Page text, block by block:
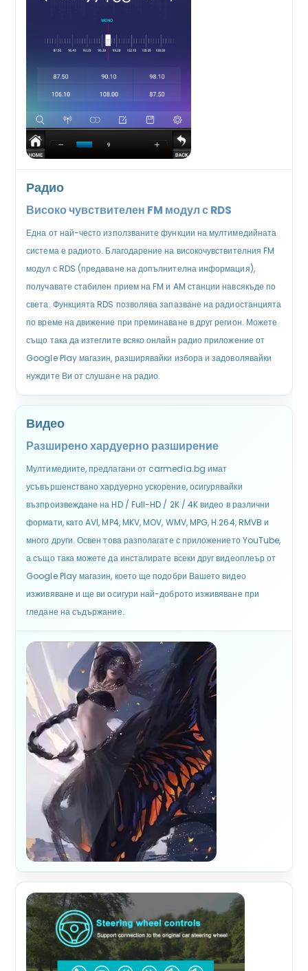
Радио
Високо чувствителен FM модул с RDS
Една от най-често използваните функции на мултимедийната
система е радиото. Благодарение на високочувствителния FM
модул с RDS (предаване на допълнителна информация),
получавате стабилен прием на FM и AM станции навсякъде по
света. Функцията RDS позволява запазване на радиостанцията
по време на движение при преминаване в друг регион. Можете
също така да изтеглите всяко онлайн радио приложение от
Google Play магазин, разширявайки избора и задоволявайки
нуждите Ви от слушане на радио.
Видео
Разширено хардуерно разширение
Мултимедиите, предлагани от carmedia.bg имат
усъвършенствано хардуерно ускорение, осигурявайки
възпроизвеждане на HD / Full-HD / 2K / 4K видео в различни
формати, като AVI, MP4, MKV, MOV, WMV, MPG, H.264, RMVB и
много други. Освен това разполагате с приложението YouTube,
а също така можете да инсталирате всеки друг видеоплеър от
Google Play магазин, което ще подобри Вашето видео
изживяване и ще ви осигури най-доброто изживяване при
гледане на съдържание.